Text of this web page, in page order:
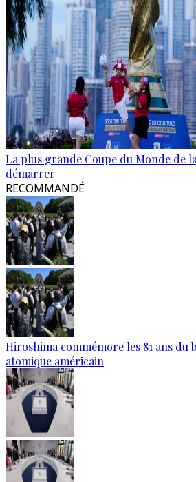
La plus grande Coupe du Monde de
démarrer
RECOMMANDÉ
Hiroshima commémore les 81 ans du
atomique américain